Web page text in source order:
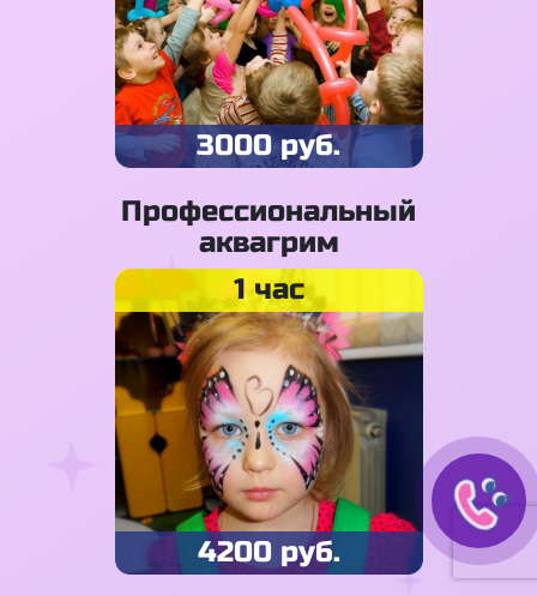
3000 руб.
Профессиональный
аквагрим
1 час
4200 руб.